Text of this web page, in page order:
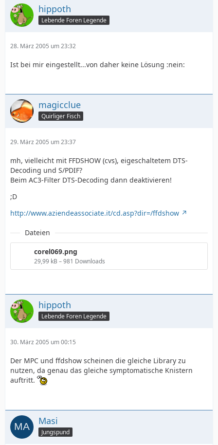
hippoth
Lebende Foren Legende
28. März 2005 um 23:32
Ist bei mir eingestellt...von daher keine Lösung :nein:
magicclue
Quirliger Fisch
29. März 2005 um 23:37
mh, vielleicht mit FFDSHOW (cvs), eigeschaltetem DTS-
Decoding und S/PDIF?
Beim AC3-Filter DTS-Decoding dann deaktivieren!
;D
http://www.aziendeassociate.it/cd.asp?dir=/ffdshow
Dateien
corel069.png
29,99 kB – 981 Downloads
hippoth
Lebende Foren Legende
30. März 2005 um 00:15
Der MPC und ffdshow scheinen die gleiche Library zu
nutzen, da genau das gleiche symptomatische Knistern
auftritt.
Masi
Jungspund